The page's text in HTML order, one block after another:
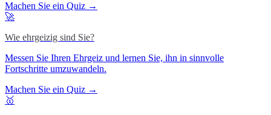
Machen Sie ein Quiz →
🚀
Wie ehrgeizig sind Sie?
Messen Sie Ihren Ehrgeiz und lernen Sie, ihn in sinnvolle
Fortschritte umzuwandeln.
Machen Sie ein Quiz →
🥇